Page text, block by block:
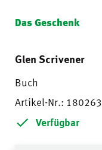
Das Geschenk
Glen Scrivener
Buch
Artikel-Nr.: 180263
Verfügbar